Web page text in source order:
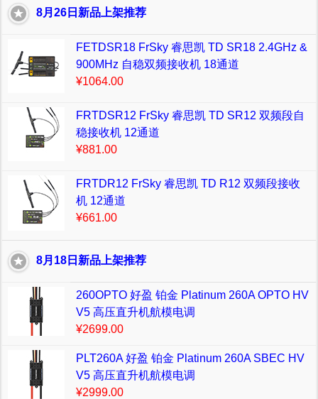
8月26日新品上架推荐
FETDSR18 FrSky 睿思凯 TD SR18 2.4GHz &
900MHz 自稳双频接收机 18通道
¥1064.00
FRTDSR12 FrSky 睿思凯 TD SR12 双频段自
稳接收机 12通道
¥881.00
FRTDR12 FrSky 睿思凯 TD R12 双频段接收
机 12通道
¥661.00
8月18日新品上架推荐
260OPTO 好盈 铂金 Platinum 260A OPTO HV
V5 高压直升机航模电调
¥2699.00
PLT260A 好盈 铂金 Platinum 260A SBEC HV
V5 高压直升机航模电调
¥2999.00